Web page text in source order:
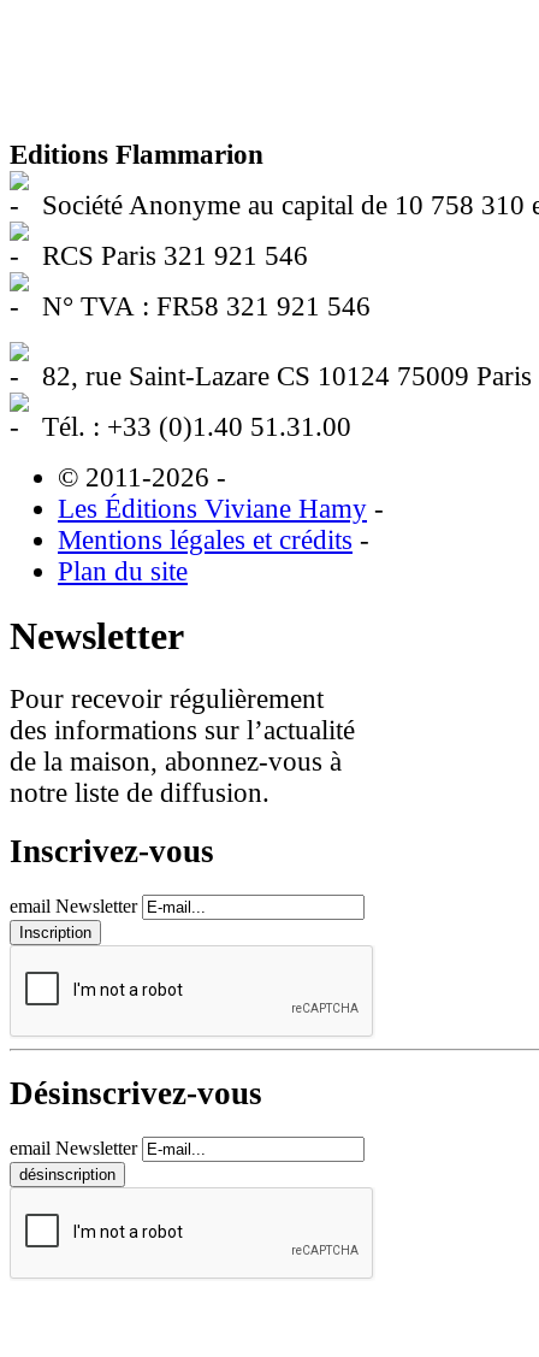
Editions Flammarion
Société Anonyme au capital de 10 758 310
RCS Paris 321 921 546
N° TVA : FR58 321 921 546
82, rue Saint-Lazare CS 10124 75009 Paris
Tél. : +33 (0)1.40 51.31.00
© 2011-2026 -
Les Éditions Viviane Hamy -
Mentions légales et crédits -
Plan du site
Newsletter
Pour recevoir régulièrement
des informations sur l’actualité
de la maison, abonnez-vous à
notre liste de diffusion.
Inscrivez-vous
email Newsletter
Désinscrivez-vous
email Newsletter